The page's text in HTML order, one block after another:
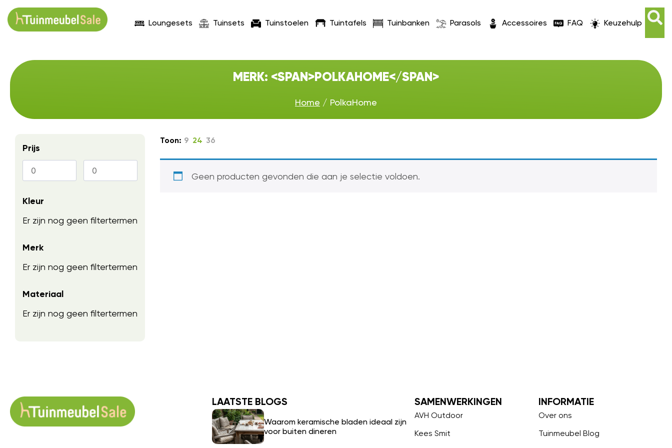
Loungesets Tuinsets Tuinstoelen Tuintafels Tuinbanken Parasols Accessoires FAQ Keuzehulp
MERK: <SPAN>POLKAHOME</SPAN>
Home / PolkaHome
Prijs
Kleur
Er zijn nog geen filtertermen
Merk
Er zijn nog geen filtertermen
Materiaal
Er zijn nog geen filtertermen
Toon: 9 24 36
Geen producten gevonden die aan je selectie voldoen.
LAATSTE BLOGS
Waarom keramische bladen ideaal zijn
voor buiten dineren
SAMENWERKINGEN
AVH Outdoor
Kees Smit
INFORMATIE
Over ons
Tuinmeubel Blog